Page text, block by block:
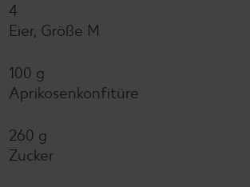
4
Eier, Größe M
100 g
Aprikosenkonfitüre
260 g
Zucker